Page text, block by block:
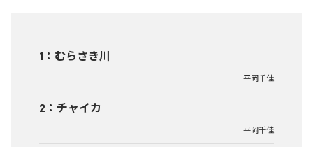
1 ： むらさき川
平岡千佳
2 ： チャイカ
平岡千佳